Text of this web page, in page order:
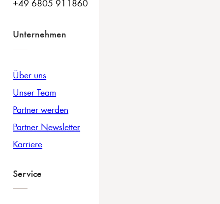
+49 6805 911860
Unternehmen
Über uns
Unser Team
Partner werden
Partner Newsletter
Karriere
Service